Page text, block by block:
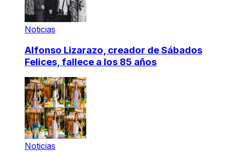
Noticias
Alfonso Lizarazo, creador de Sábados
Felices, fallece a los 85 años
Noticias